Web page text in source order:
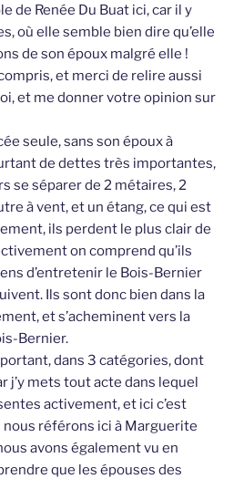
de Renée Du Buat ici, car il y
où elle semble bien dire qu’elle
de son époux malgré elle !
compris, et merci de relire aussi
et me donner votre opinion sur
seule, sans son époux à
de dettes très importantes,
se séparer de 2 métaires, 2
à vent, et un étang, ce qui est
ils perdent le plus clair de
on comprend qu’ils
d’entretenir le Bois-Bernier
Ils sont donc bien dans la
et s’acheminent vers la
Bernier.
dans 3 catégories, dont
j’y mets tout acte dans lequel
activement, et ici c’est
nous référons ici à Marguerite
avons également vu en
que les épouses des